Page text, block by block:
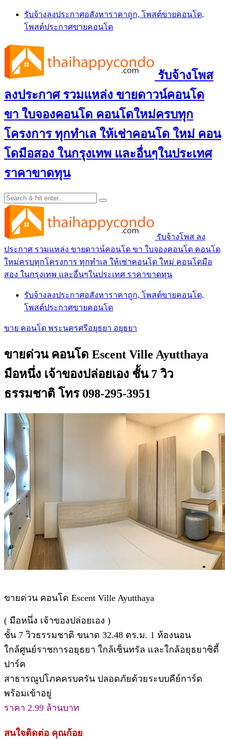
Skip
content
รับจ้างลงประกาศอสังหาราคาถูก, โพสต์ขายคอนโด,
โพสต์ประกาศขายคอนโด
รับจ้างโพส
ลงประกาศ รวมแหล่ง ขายดาวน์คอนโด
ขา ใบจองคอนโด คอนโดใหม่ครบทุก
โครงการ ทุกทำเล ให้เช่าคอนโด ใหม่ คอน
โดมือสอง ในกรุงเทพ และอื่นๆในประเทศ
ราคาขาดทุน
รับจ้างโพส ลง
ประกาศ รวมแหล่ง ขายดาวน์คอนโด ขา ใบจองคอนโด คอนโด
ใหม่ครบทุกโครงการ ทุกทำเล ให้เช่าคอนโด ใหม่ คอนโดมือ
สอง ในกรุงเทพ และอื่นๆในประเทศ ราคาขาดทุน
รับจ้างลงประกาศอสังหาราคาถูก, โพสต์ขายคอนโด,
โพสต์ประกาศขายคอนโด
ขาย คอนโด พระนครศรีอยุธยา อยุธยา
ขายด่วน คอนโด Escent Ville Ayutthaya
มือหนึ่ง เจ้าของปล่อยเอง ชั้น 7 วิว
ธรรมชาติ โทร 098-295-3951
ขายด่วน คอนโด Escent Ville Ayutthaya
( มือหนึ่ง เจ้าของปล่อยเอง )
ชั้น 7 วิวธรรมชาติ ขนาด 32.48 ตร.ม. 1 ห้องนอน
ใกล้ศูนย์ราชการอยุธยา ใกล้เซ็นทรัล และใกล้อยุธยาซิตี้
ปาร์ค
สาธารณูปโภคครบครัน ปลอดภัยด้วยระบบคีย์การ์ด
พร้อมเข้าอยู่
ราคา 2.99 ล้านบาท
สนใจติดต่อ คุณก้อย